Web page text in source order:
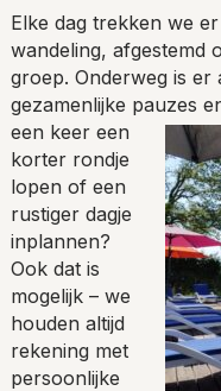
Elke dag trekken we
wandeling, afgestemd
groep. Onderweg is
gezamenlijke pauzes
een keer een
korter rondje
lopen of een
rustiger dagje
inplannen?
Ook dat is
mogelijk – we
houden altijd
rekening met
persoonlijke